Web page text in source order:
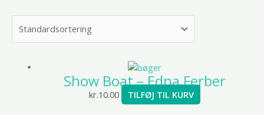
Show Boat – Edna Ferber
kr.10.00 TILFØJ TIL KURV